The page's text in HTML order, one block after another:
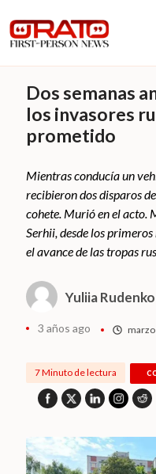
Dos semanas
los invasores
prometido
Mientras conducía un
recibieron dos disparos
cohete. Murió en el acto.
Serhii, desde los
el avance de las tropas
Yuliia Rudenko
3 años ago marzo
7 Minuto de lectura